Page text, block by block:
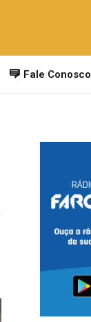
Fale Conosco